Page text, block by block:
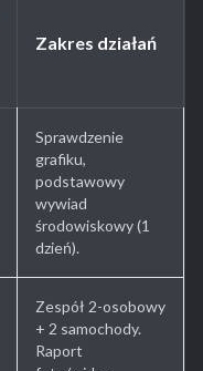
Zakres działań
Sprawdzenie
grafiku,
podstawowy
wywiad
środowiskowy (1
dzień).
Zespół 2-osobowy
+ 2 samochody.
Raport